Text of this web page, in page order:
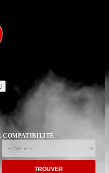
COMPATIBILITÉ
TROUVER